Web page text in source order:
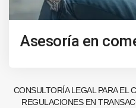
Asesoría en
CONSULTORÍA LEGAL PARA EL
REGULACIONES EN